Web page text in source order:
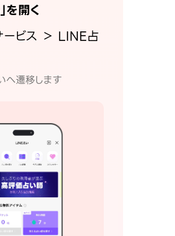
を開く
ビス ＞ LINE占
へ遷移します